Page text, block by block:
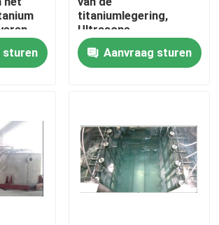
transducer
transducer
sturen
titaniumlegering,
Ultrasone
Reactor25khz 2000w
Trilling in Vloeistof
Aanvraag sturen